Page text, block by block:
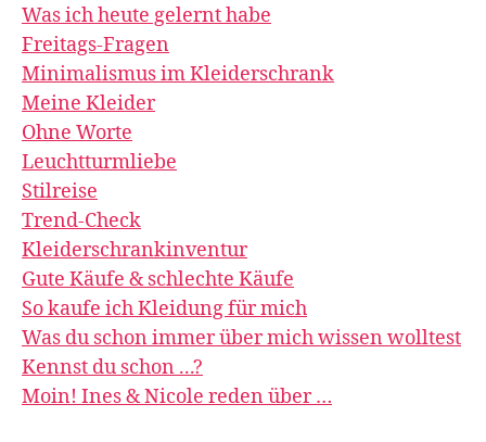
Was ich heute gelernt habe
Freitags-Fragen
Minimalismus im Kleiderschrank
Meine Kleider
Ohne Worte
Leuchtturmliebe
Stilreise
Trend-Check
Kleiderschrankinventur
Gute Käufe & schlechte Käufe
So kaufe ich Kleidung für mich
Was du schon immer über mich wissen wolltest
Kennst du schon ...?
Moin! Ines & Nicole reden über …